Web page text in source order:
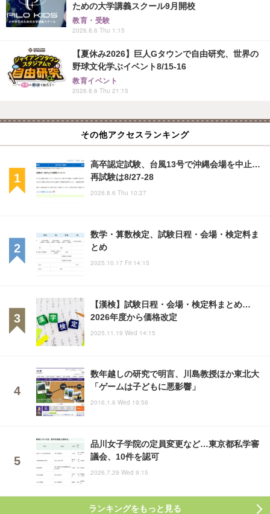
ための大学講義スクール9月開校
教育・受験
2026.8.6 Thu 1:15
【夏休み2026】巨人Gタウンで自由研究、世界の
野球文化学ぶイベント8/15-16
教育イベント
2026.8.6 Thu 21:15
その他アクセスランキング
高卒認定試験、台風13号で沖縄会場を中止…
再試験は8/27-28
2026.8.6 Thu 10:27
数学・算数検定、試験日程・会場・検定料ま
とめ
2025.10.17 Fri 14:15
【漢検】試験日程・会場・検定料まとめ…
2026年度から価格改定
2025.11.19 Wed 14:15
数年越しの研究で明言、川島教授ほか東北大
「ゲームは子どもに悪影響」
2016.1.6 Wed 19:56
品川女子学院の定員変更など…東京都私学審
議会、10件を認可
2026.7.29 Wed 9:15
ランキングをもっと見る